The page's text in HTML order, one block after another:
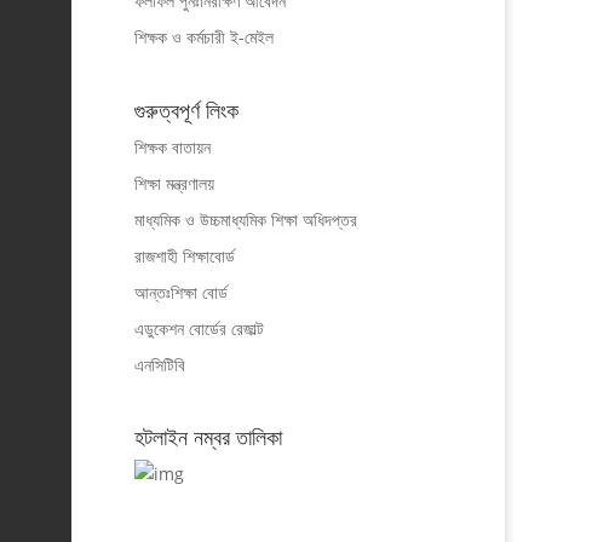
শিক্ষক ও কর্মচারী ই-মেইল
গুরুত্বপূর্ণ লিংক
শিক্ষক বাতায়ন
শিক্ষা মন্ত্রণালয়
মাধ্যমিক ও উচ্চমাধ্যমিক শিক্ষা অধিদপ্তর
রাজশাহী শিক্ষাবোর্ড
আন্তঃশিক্ষা বোর্ড
এডুকেশন বোর্ডের রেজাল্ট
এনসিটিবি
হটলাইন নম্বর তালিকা